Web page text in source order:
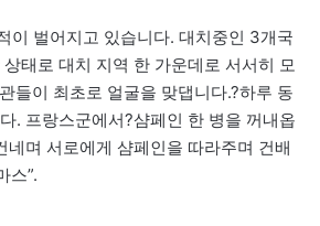
이 벌어지고 있습니다. 대치중인 3개국
태로 대치 지역 한 가운데로 서서히 모
들이 최초로 얼굴을 맞댑니다.?하루 동
. 프랑스군에서?샴페인 한 병을 꺼내옵
네며 서로에게 샴페인을 따라주며 건배
스”.